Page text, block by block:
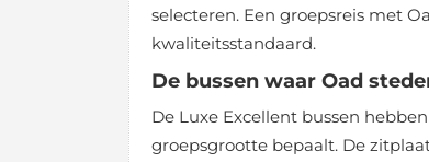
selecteren. Een groepsreis met
kwaliteitsstandaard.
De bussen waar Oad
De Luxe Excellent bussen
groepsgrootte bepaalt. De